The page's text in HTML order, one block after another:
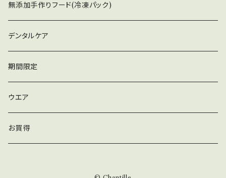
無添加手作りフード(冷凍パック)
デンタルケア
期間限定
ウエア
お買得